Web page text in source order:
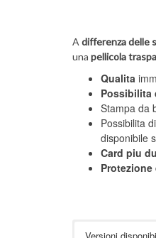
A differenza delle
una pellicola
Qualita
Possibilita
Stampa da
Possibilita
disponibile
Card piu
Protezione
Versioni